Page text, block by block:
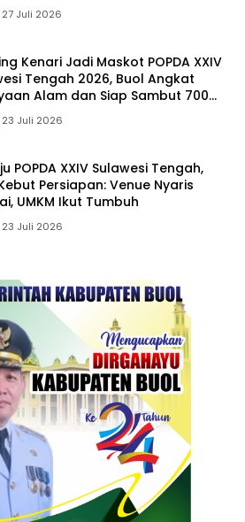
27 Juli 2026
Kenari Jadi Maskot POPDA XXIV
Tengah 2026, Buol Angkat
Alam dan Siap Sambut 700
23 Juli 2026
POPDA XXIV Sulawesi Tengah,
Persiapan: Venue Nyaris
UMKM Ikut Tumbuh
23 Juli 2026